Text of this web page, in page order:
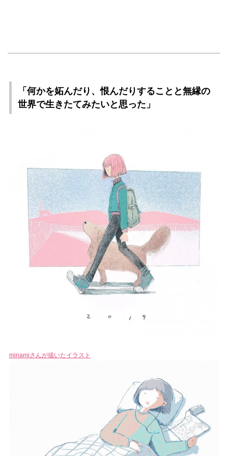
「何かを妬んだり、恨んだりすることと無縁の
世界で生きたてみたいと思った」
minamiさんが描いたイラスト